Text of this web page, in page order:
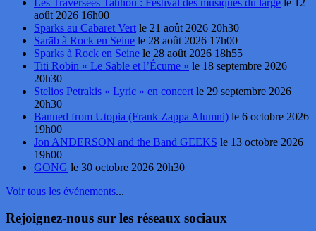
août 2026 16h00
Sparks au Cabaret Vert le 21 août 2026 20h30
Sarāb à Rock en Seine le 28 août 2026 17h00
Sparks à Rock en Seine le 28 août 2026 18h55
Titi Robin « Le Sable et l’Écume » le 18 septembre 2026
20h30
Stelios Petrakis « Lyric » en concert le 29 septembre 2026
20h30
Banned from Utopia (Frank Zappa Alumni) le 6 octobre 2026
19h00
Jon ANDERSON and the Band GEEKS le 13 octobre 2026
19h00
GONG le 30 octobre 2026 20h30
Voir tous les événements...
Rejoignez-nous sur les réseaux sociaux